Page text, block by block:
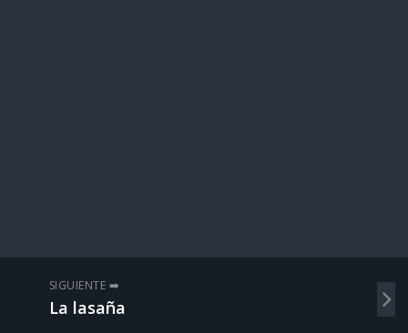
SIGUIENTE ➡️
La lasaña